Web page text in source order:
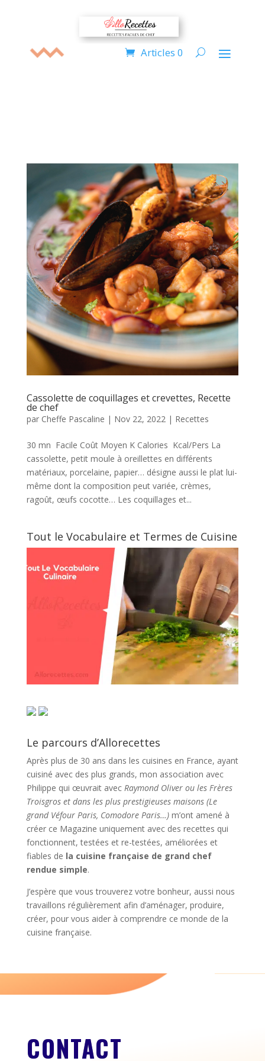
Articles 0
Cassolette de coquillages et crevettes, Recette
de chef
par Cheffe Pascaline | Nov 22, 2022| Recettes
30 mn Facile Coût Moyen K Calories Kcal/Pers La
cassolette, petit moule à oreillettes en différents
matériaux, porcelaine, papier… désigne aussi le plat lui-
même dont la composition peut variée, crèmes,
ragoût, œufs cocotte… Les coquillages et...
Tout le Vocabulaire et Termes de Cuisine
Le parcours d’Allorecettes
Après plus de 30 ans dans les cuisines en France, ayant
cuisiné avec des plus grands, mon association avec
Philippe qui œuvrait avec Raymond Oliver ou les Frères
Troisgros et dans les plus prestigieuses maisons (Le
grand Véfour Paris, Comodore Paris…)m’ont amené à
créer ce Magazine uniquement avec des recettes qui
fonctionnent, testées et re-testées, améliorées et
fiables de la cuisine française de grand chef
rendue simple.
J’espère que vous trouverez votre bonheur, aussi nous
travaillons régulièrement afin d’aménager, produire,
créer, pour vous aider à comprendre ce monde de la
cuisine française.
CONTACT